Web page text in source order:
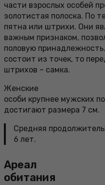
части взрослых особей
золотистая полоска. По
пятна или штрихи. Они
важным признаком,
половую
состоит из точек, то
штрихов – самка.
Женские
особи крупнее мужских
достигают размера 7 см.
Средняя
6 лет.
Ареал
обитания